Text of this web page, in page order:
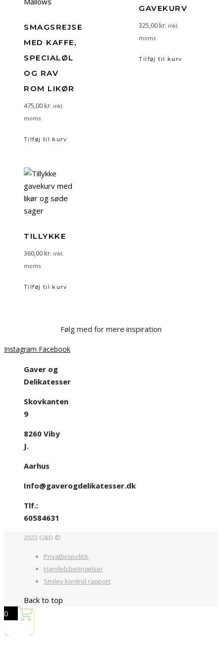
SMAGSREJSE
MED KAFFE,
SPECIALØL
OG RAV
ROM LIKØR
475,00kr. inkl.
moms
Tilføj til kurv
GAVEKURV
325,00kr. inkl.
moms
Tilføj til kurv
TILLYKKE
360,00kr. inkl.
moms
Tilføj til kurv
Følg med for mere inspiration
Instagram Facebook
Gaver og
Delikatesser
Skovkanten
9
8260 Viby
J.
Aarhus
Info@gaverogdelikatesser.dk
Tlf.:
60584631
2022 G&D ©
Privatlivspolitik
Handelsbetingelser
Smiley kontrol rapport
Back to top
0